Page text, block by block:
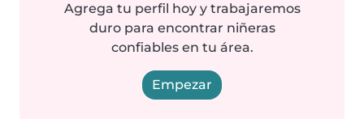
Agrega tu perfil hoy y trabajaremos
duro para encontrar niñeras
confiables en tu área.
Empezar